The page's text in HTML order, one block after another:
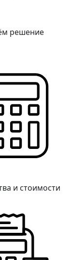
решение
и стоимости